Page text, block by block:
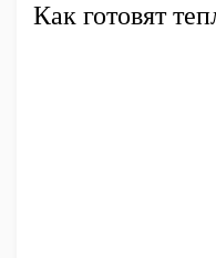
Как готовят